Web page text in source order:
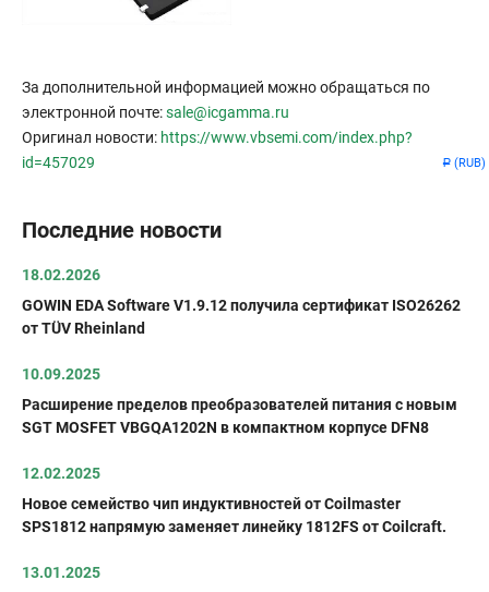
Р (RUB)
За дополнительной информацией можно обращаться по
электронной почте:sale@icgamma.ru
Оригинал новости: https://www.vbsemi.com/index.php?
id=457029
Последние новости
18.02.2026
GOWIN EDA Software V1.9.12 получила сертификат ISO26262
от TÜV Rheinland
10.09.2025
Расширение пределов преобразователей питания с новым
SGT MOSFET VBGQA1202N в компактном корпусе DFN8
12.02.2025
Новое семейство чип индуктивностей от Coilmaster
SPS1812 напрямую заменяет линейку 1812FS от Coilcraft.
13.01.2025